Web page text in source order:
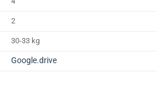
2
30-33 kg
Google.drive